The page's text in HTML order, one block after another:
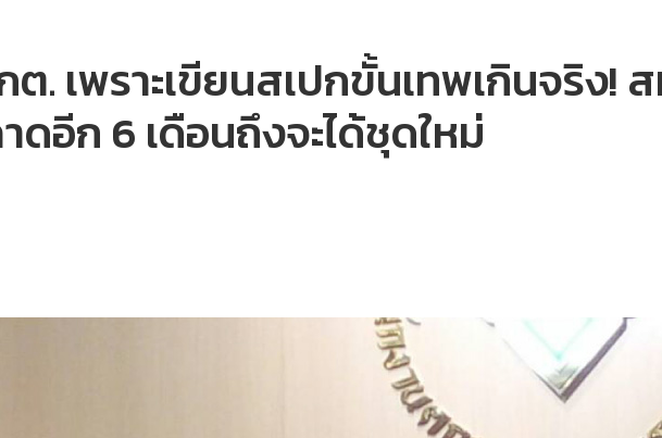
ต. เพราะเขียนสเปกขั้นเทพเกินจริง!
ดอีก 6 เดือนถึงจะได้ชุดใหม่